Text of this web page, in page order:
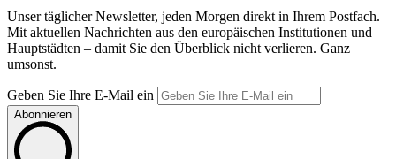
Unser täglicher Newsletter, jeden Morgen direkt in Ihrem Postfach.
Mit aktuellen Nachrichten aus den europäischen Institutionen und
Hauptstädten – damit Sie den Überblick nicht verlieren. Ganz
umsonst.
Geben Sie Ihre E-Mail ein
Abonnieren